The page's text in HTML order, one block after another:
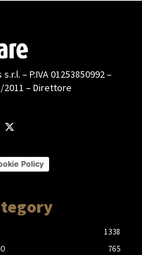
– P.IVA 01253850992 –
– Direttore
Policy
1338
765